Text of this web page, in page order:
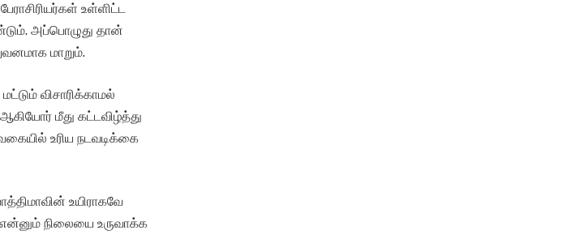
உள்ளிட்ட
அப்பொழுது தான்
மாறும்.
விசாரிக்காமல்
மீது கட்டவிழ்த்து
உரிய நடவடிக்கை
உயிராகவே
நிலையை உருவாக்க